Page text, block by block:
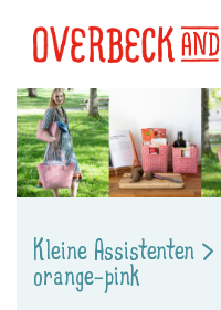
Kleine Assistenten >
orange-pink